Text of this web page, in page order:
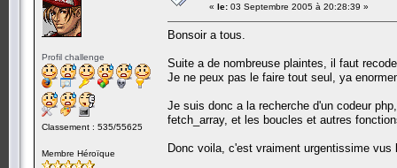
Profil challenge
Classement : 535/55625
Membre Héroïque
« le: 03 Septembre 2005 à 20:28:39 »
Bonsoir a tous.
Suite a de nombreuse plaintes, il faut
Je ne peux pas le faire tout seul, ya
Je suis donc a la recherche d'un codeur
fetch_array, et les boucles et autres
Donc voila, c'est vraiment urgentissime vus